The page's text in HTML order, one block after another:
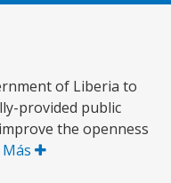
of Liberia to
provided public
the openness